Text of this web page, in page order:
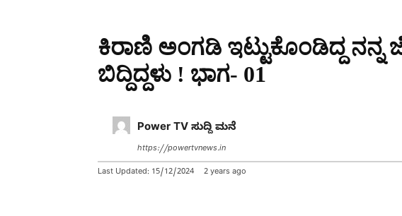
ಕಿರಾಣಿ ಅಂಗಡಿ ಇಟ್ಟುಕೊಂಡಿದ್ದ ನನ್ನ
ಬಿದ್ದಿದ್ದಳು ! ಭಾಗ- 01
Power TV ಸುದ್ದಿ ಮನೆ
https://powertvnews.in
Last Updated: 15/12/2024 2 years ago